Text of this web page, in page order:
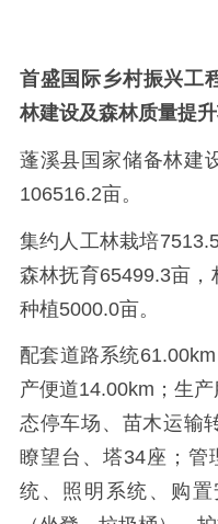
首盛国际乡村振兴工
林建设及森林质量提升
蓬溪县国家储备林建
106516.2亩。
集约人工林栽培
森林抚育65499.3亩
种植5000.0亩。
配套道路系统
产便道14.00km；生
态停车场、苗木运输
瞭望台、塔34座；管
统、照明系统、购